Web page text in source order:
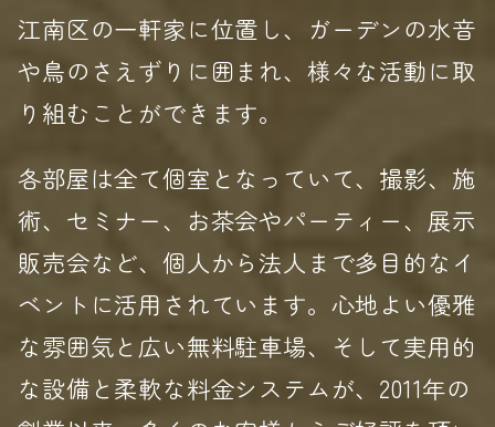
江南区の一軒家に位置し、ガーデンの水音
や鳥のさえずりに囲まれ、様々な活動に取
り組むことができます。
各部屋は全て個室となっていて、撮影、施
術、セミナー、お茶会やパーティー、展示
販売会など、個人から法人まで多目的なイ
ベントに活用されています。心地よい優雅
な雰囲気と広い無料駐車場、そして実用的
な設備と柔軟な料金システムが、2011年の